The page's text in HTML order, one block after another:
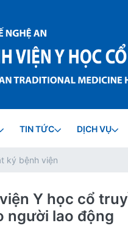
TIN TỨC DỊCH VỤ
ký bệnh viện
Y học cổ
người lao động